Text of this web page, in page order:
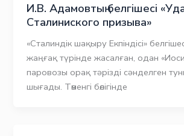
И.В. Адамовтың белгішесі
Сталиниского призыва»
«Сталиндік шақыру Екпіндісі»
жаңғақ түрінде жасалған, одан
паровозы орақ тәрізді сәнделген
шығады. Төменгі бөлігінде